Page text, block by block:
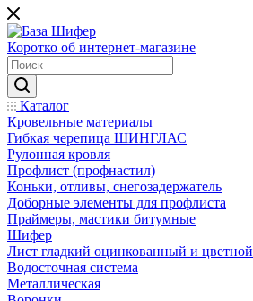
Коротко об интернет-магазине
Каталог
Кровельные материалы
Гибкая черепица ШИНГЛАС
Рулонная кровля
Профлист (профнастил)
Коньки, отливы, снегозадержатель
Доборные элементы для профлиста
Праймеры, мастики битумные
Шифер
Лист гладкий оцинкованный и цветной
Водосточная система
Металлическая